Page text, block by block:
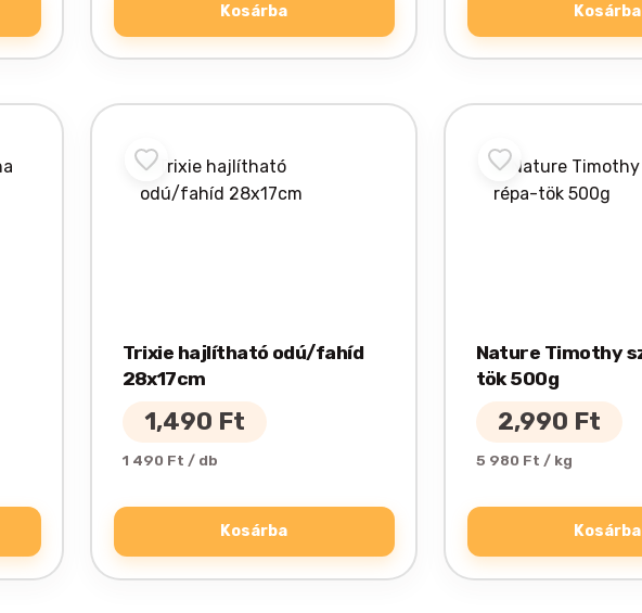
Kosárba Kosárba
Trixie hajlítható odú/fahíd
28x17cm
1,490 Ft
1 490 Ft / db
Kosárba
Nature Timothy
tök 500g
2,990 Ft
5 980 Ft / kg
Kosárba